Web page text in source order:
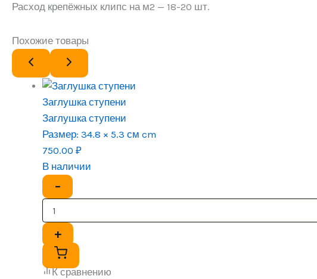
Расход крепёжных клипс на м2 — 18-20 шт.
Похожие товары
Заглушка ступени
Заглушка ступени
Размер: 34.8 × 5.3 см cm
750.00 ₽
В наличии
−
+
К сравнению